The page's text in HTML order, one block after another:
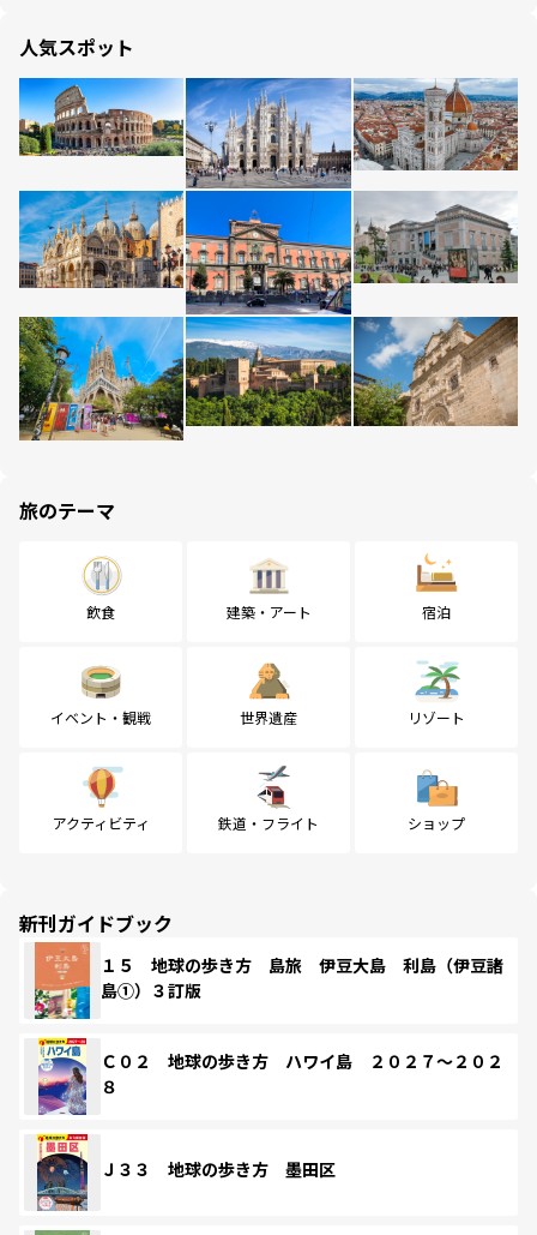
人気スポット
旅のテーマ
飲食 建築・アート 宿泊
イベント・観戦 世界遺産 リゾート
アクティビティ 鉄道・フライト ショップ
新刊ガイドブック
１５ 地球の歩き方 島旅 伊豆大島 利島（伊豆諸
島①）３訂版
Ｃ０２ 地球の歩き方 ハワイ島 ２０２７～２０２
８
Ｊ３３ 地球の歩き方 墨田区